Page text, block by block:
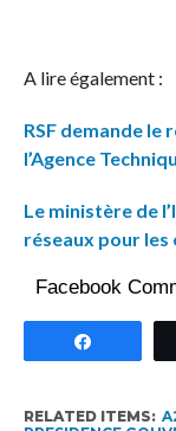
A lire également :
RSF demande
l’Agence
Le ministère de
réseaux pour
Facebook
RELATED ITEMS: